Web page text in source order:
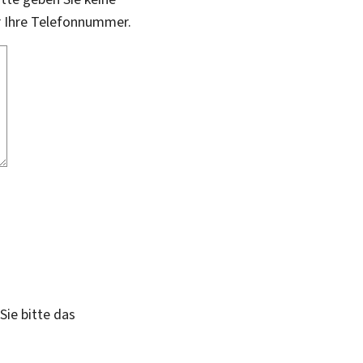
Telefonnummer.
bitte das